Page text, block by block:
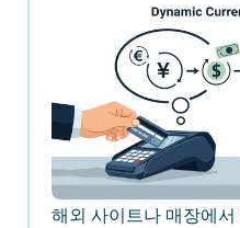
해외 사이트나 매장에서